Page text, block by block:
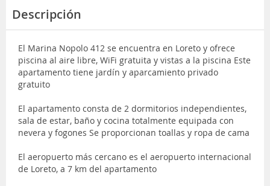
Descripción
El Marina Nopolo 412 se encuentra en Loreto y ofrece
piscina al aire libre, WiFi gratuita y vistas a la piscina Este
apartamento tiene jardín y aparcamiento privado
gratuito
El apartamento consta de 2 dormitorios independientes,
sala de estar, baño y cocina totalmente equipada con
nevera y fogones Se proporcionan toallas y ropa de cama
El aeropuerto más cercano es el aeropuerto internacional
de Loreto, a 7 km del apartamento